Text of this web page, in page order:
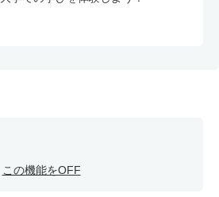
この機能をOFF